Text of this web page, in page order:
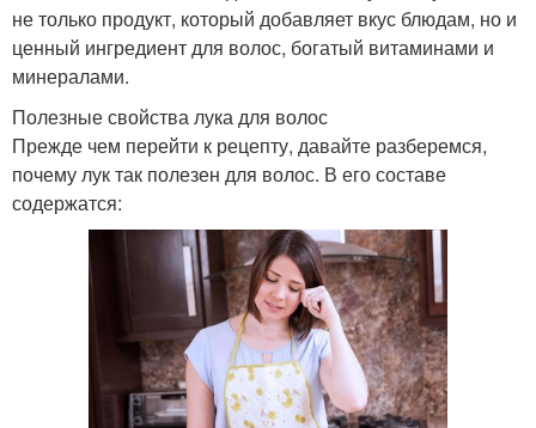
не только продукт, который добавляет вкус блюдам, но и
ценный ингредиент для волос, богатый витаминами и
минералами.
Полезные свойства лука для волос
Прежде чем перейти к рецепту, давайте разберемся,
почему лук так полезен для волос. В его составе
содержатся: